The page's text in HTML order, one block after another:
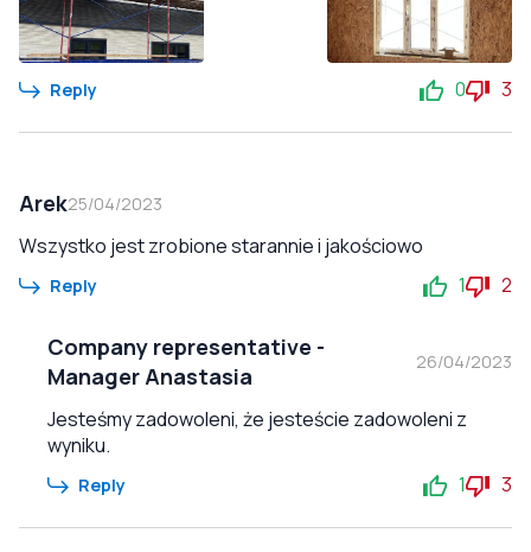
Reply 0 3
Arek25/04/2023
Wszystko jest zrobione starannie i jakościowo
Reply 1 2
Company representative -
Manager Anastasia
26/04/2023
Jesteśmy zadowoleni, że jesteście zadowoleni z
wyniku.
Reply 1 3